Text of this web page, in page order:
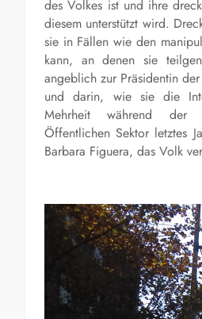
des Volkes ist und ihre
diesem unterstützt wird.
sie in Fällen wie den
kann, an denen sie
angeblich zur Präsidentin
und darin, wie sie die
Mehrheit während der
Öffentlichen Sektor letztes
Barbara Figuera, das Volk